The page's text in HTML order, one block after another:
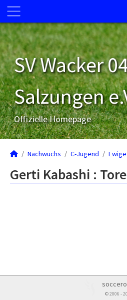
SV Wacker
Salzungen
Offizielle Homepage
Nachwuchs C-Jugend
Gerti Kabashi :
© 2006 -